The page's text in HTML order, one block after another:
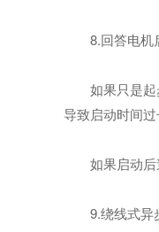
8.回答电机
如果只是起步
导致启动时间过
如果启动后速
9.绕线式异步